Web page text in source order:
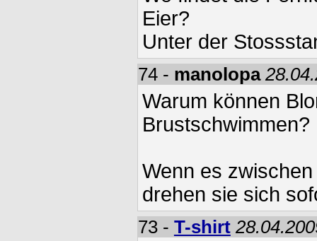
Eier?
Unter der
74 - manolopa
Warum können
Brustschwimmen?
Wenn es
drehen sie sich
73 - T-shirt